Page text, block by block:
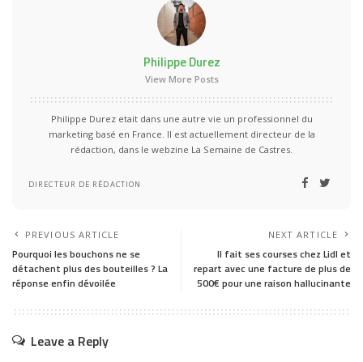
Philippe Durez
View More Posts
Philippe Durez etait dans une autre vie un professionnel du
marketing basé en France. Il est actuellement directeur de la
rédaction, dans le webzine La Semaine de Castres.
DIRECTEUR DE RÉDACTION
PREVIOUS ARTICLE
Pourquoi les bouchons ne se
détachent plus des bouteilles ? La
réponse enfin dévoilée
NEXT ARTICLE
Il fait ses courses chez Lidl et
repart avec une facture de plus de
500€ pour une raison hallucinante
Leave a Reply